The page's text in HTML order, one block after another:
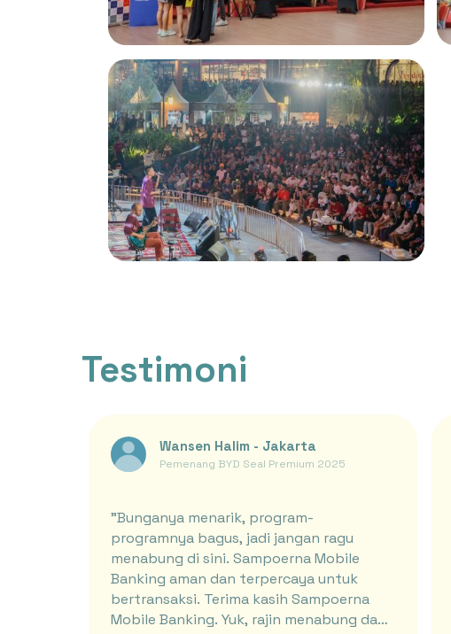
Testimoni
Wansen Halim - Jakarta
Pemenang BYD Seal Premium 2025
"Bunganya menarik, program-
programnya bagus, jadi jangan ragu
menabung di sini. Sampoerna Mobile
Banking aman dan terpercaya untuk
bertransaksi. Terima kasih Sampoerna
Mobile Banking. Yuk, rajin menabung dan